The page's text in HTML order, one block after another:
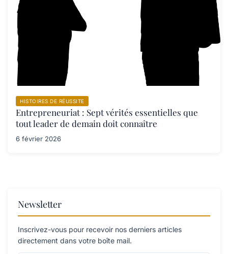
HISTOIRES DE RÉUSSITE
Entrepreneuriat : Sept vérités essentielles que
tout leader de demain doit connaître
6 février 2026
Newsletter
Inscrivez-vous pour recevoir nos derniers articles
directement dans votre boîte mail.